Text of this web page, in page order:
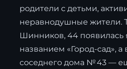
родители с детьми,
неравнодушные жители.
Шинников, 44 появилась
названием «Город-сад», а
соседнего дома № 43 —